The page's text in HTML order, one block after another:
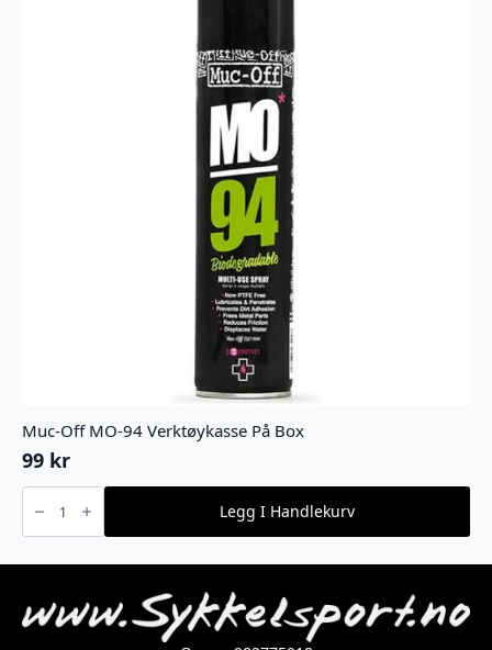
Muc-Off MO-94 Verktøykasse På Box
99 kr
Muc-
MO-
94
Box
Legg I Handlekurv